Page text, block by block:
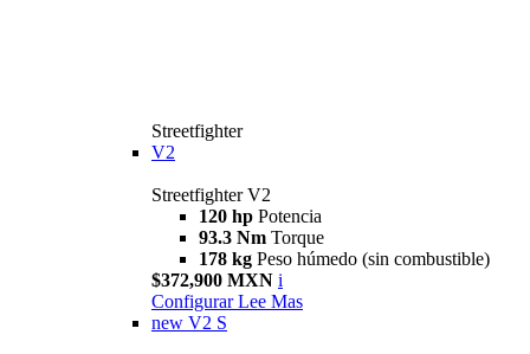
Streetfighter
V2
Streetfighter V2
120 hp Potencia
93.3 Nm Torque
178 kg Peso húmedo (sin combustible)
$372,900 MXN i
Configurar Lee Mas
new V2 S